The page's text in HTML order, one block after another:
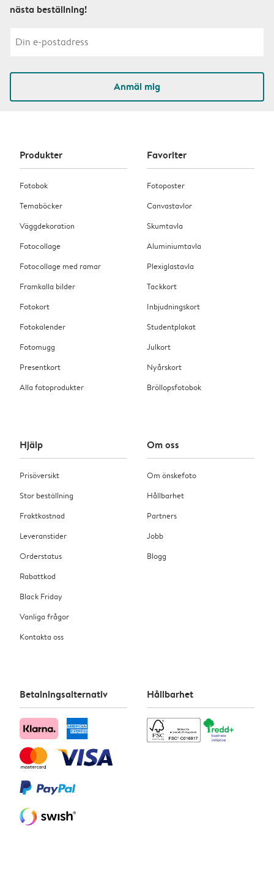
nästa beställning!
Anmäl mig
Produkter
Fotobok
Temaböcker
Väggdekoration
Fotocollage
Fotocollage med ramar
Framkalla bilder
Fotokort
Fotokalender
Fotomugg
Presentkort
Alla fotoprodukter
Favoriter
Fotoposter
Canvastavlor
Skumtavla
Aluminiumtavla
Plexiglastavla
Tackkort
Inbjudningskort
Studentplakat
Julkort
Nyårskort
Bröllopsfotobok
Hjälp
Prisöversikt
Stor beställning
Fraktkostnad
Leveranstider
Orderstatus
Rabattkod
Black Friday
Vanliga frågor
Kontakta oss
Om oss
Om önskefoto
Hållbarhet
Partners
Jobb
Blogg
Betalningsalternativ Hållbarhet